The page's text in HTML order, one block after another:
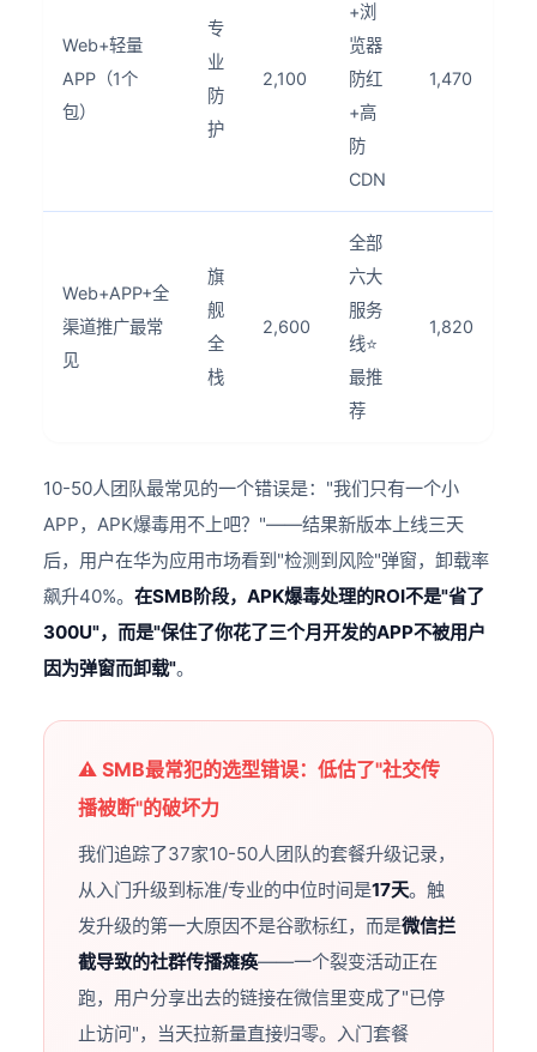
Web+轻量
APP（1个
包）
专
业
防
护
2,100
+浏
览器
防红
+高
防
CDN
1,470
Web+APP+全
渠道推广最常
见
旗
舰
全
栈
2,600
全部
六大
服务
线⭐
最推
荐
1,820
10-50人团队最常见的一个错误是："我们只有一个小
APP，APK爆毒用不上吧？"——结果新版本上线三天
后，用户在华为应用市场看到"检测到风险"弹窗，卸载率
飙升40%。在SMB阶段，APK爆毒处理的ROI不是"省了
300U"，而是"保住了你花了三个月开发的APP不被用户
因为弹窗而卸载"。
⚠️ SMB最常犯的选型错误：低估了"社交传
播被断"的破坏力
我们追踪了37家10-50人团队的套餐升级记录，
从入门升级到标准/专业的中位时间是17天。触
发升级的第一大原因不是谷歌标红，而是微信拦
截导致的社群传播瘫痪——一个裂变活动正在
跑，用户分享出去的链接在微信里变成了"已停
止访问"，当天拉新量直接归零。入门套餐